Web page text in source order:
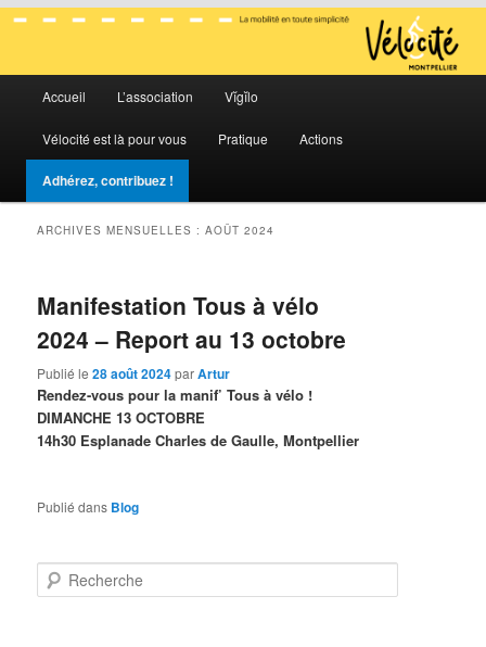
Vélocité Grand Montpellier
La mobilité en toute simplicité
Aller
au
contenu
principal
Aller
au
contenu
secondaire
Accueil L’association Vĭgĭlo
Vélocité est là pour vous Pratique Actions
Adhérez, contribuez !
ARCHIVES MENSUELLES :AOÛT 2024
Manifestation Tous à vélo
2024 – Report au 13 octobre
Publié le28 août 2024parArtur
Rendez-vous pour la manif’ Tous à vélo !
DIMANCHE 13 OCTOBRE
14h30 Esplanade Charles de Gaulle, Montpellier
Publié dans Blog
e